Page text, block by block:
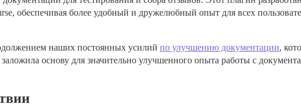
обеспечивая более удобный и дружелюбный опыт для всех
наших постоянных усилий по улучшению документации,
основу для значительно улучшенного опыта работы с